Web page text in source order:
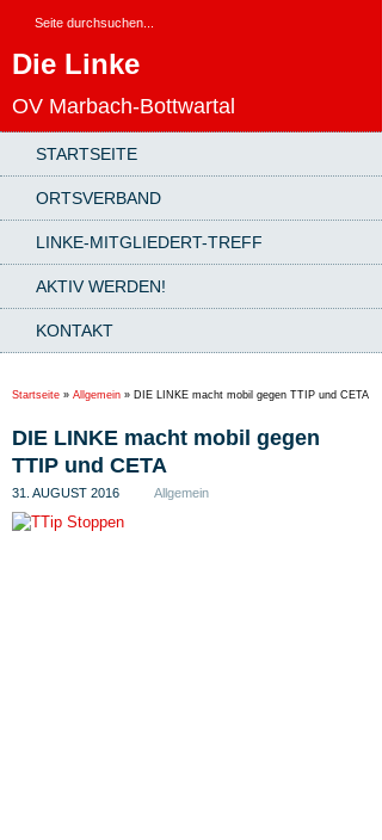
Die Linke
OV Marbach-Bottwartal
STARTSEITE
ORTSVERBAND
LINKE-MITGLIEDERT-TREFF
AKTIV WERDEN!
KONTAKT
Startseite » Allgemein » DIE LINKE macht mobil gegen TTIP und CETA
DIE LINKE macht mobil gegen
TTIP und CETA
31. AUGUST 2016 Allgemein